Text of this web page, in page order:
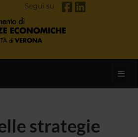
Segui su
strategie